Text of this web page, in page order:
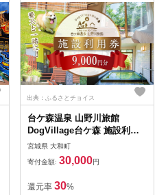
出典：ふるさとチョイス
台ケ森温泉 山野川旅館
DogVillage台ケ森 施設利用
券 9,000円分 ドッグラン 宿泊
日帰り温泉 温泉旅館 ペット
大型犬 中型犬 小型犬 カフェ
【山野川旅館】ta198
宮城県 大和町
寄付金額: 30,000円
還元率 30%